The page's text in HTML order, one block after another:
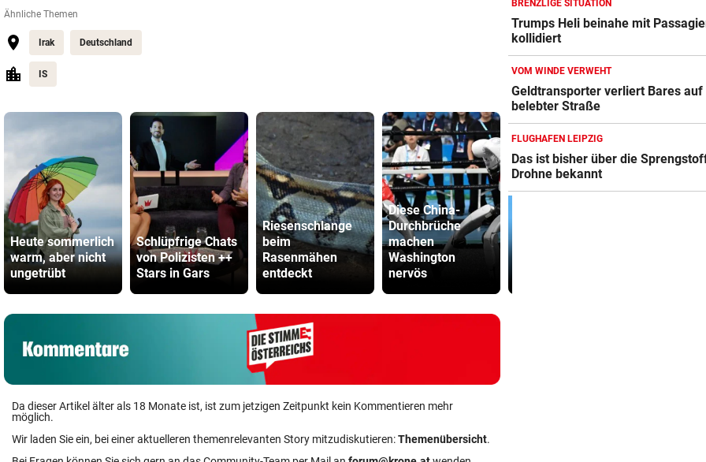
Ähnliche Themen
Irak Deutschland
IS
Heute sommerlich
warm, aber nicht
ungetrübt
Schlüpfrige Chats
von Polizisten ++
Stars in Gars
Riesenschlange
beim
Rasenmähen
entdeckt
Diese China-
Durchbrüche
machen
Washington
nervös
Da dieser Artikel älter als 18 Monate ist, ist zum jetzigen Zeitpunkt kein Kommentieren mehr
möglich.
Wir laden Sie ein, bei einer aktuelleren themenrelevanten Story mitzudiskutieren:Themenübersicht.
BRENZLIGE SITUATION
Trumps Heli beinahe mit
kollidiert
VOM WINDE VERWEHT
Geldtransporter verliert Bares auf
belebter Straße
FLUGHAFEN LEIPZIG
Das ist bisher über die
Drohne bekannt